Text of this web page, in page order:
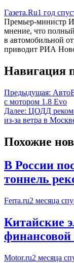
Газета.Ru1 год
Премьер-министр
мнение, что
в автомобильной
приводит РИА
Навигация
Предыдущая:
с мотором 1.8 Evo
Далее: ЦОДД
из-за ветра в
Похожие
В России
тоннель
Ferra.ru2 месяца
Китайские
финансовой
Motor.ru2 месяца